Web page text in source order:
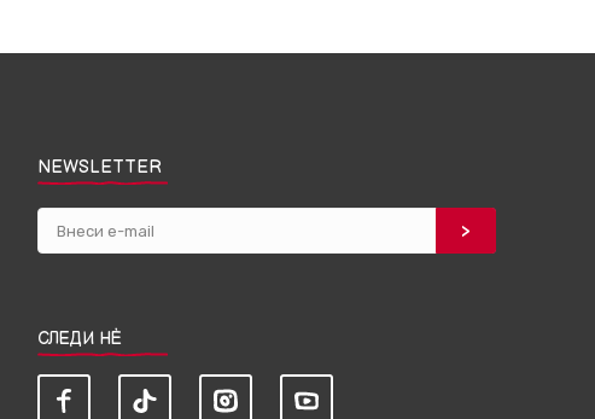
NEWSLETTER
СЛЕДИ НЀ